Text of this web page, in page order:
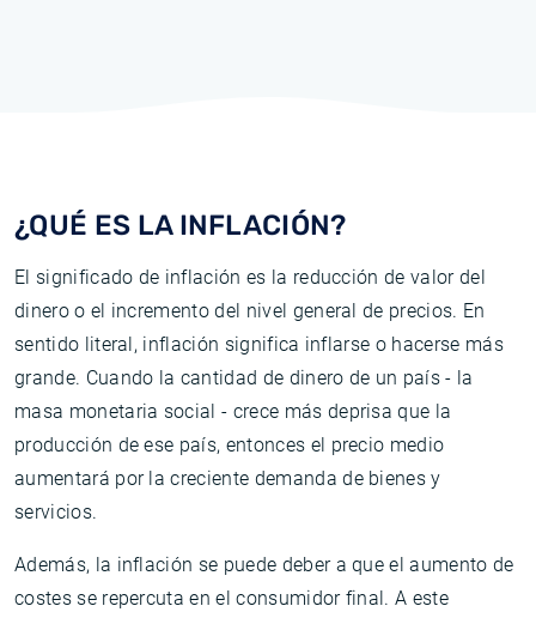
¿QUÉ ES LA INFLACIÓN?
El significado de inflación es la reducción de valor del
dinero o el incremento del nivel general de precios. En
sentido literal, inflación significa inflarse o hacerse más
grande. Cuando la cantidad de dinero de un país - la
masa monetaria social - crece más deprisa que la
producción de ese país, entonces el precio medio
aumentará por la creciente demanda de bienes y
servicios.
Además, la inflación se puede deber a que el aumento de
costes se repercuta en el consumidor final. A este